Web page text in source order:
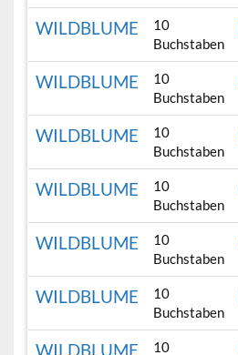
WILDBLUME
10
Buchstaben
WILDBLUME
10
Buchstaben
WILDBLUME
10
Buchstaben
WILDBLUME
10
Buchstaben
WILDBLUME
10
Buchstaben
WILDBLUME
10
Buchstaben
WILDBLUME
10